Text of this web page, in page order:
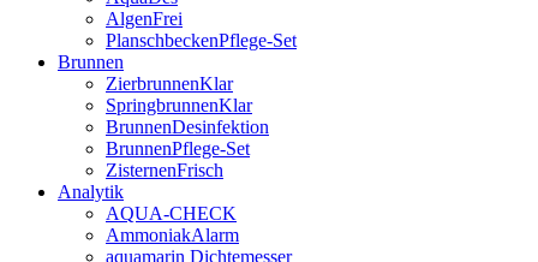
AlgenFrei
PlanschbeckenPflege-Set
Brunnen
ZierbrunnenKlar
SpringbrunnenKlar
BrunnenDesinfektion
BrunnenPflege-Set
ZisternenFrisch
Analytik
AQUA-CHECK
AmmoniakAlarm
aquamarin Dichtemesser